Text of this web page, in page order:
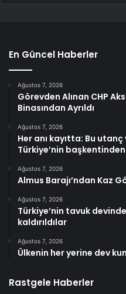
En Güncel Haberler
Ağustos 7, 2026
Görevden Alınan CHP
Binasından Ayrıldı
Ağustos 7, 2026
Her anı kayıtta: Bu
Türkiye’nin başkentinden
Ağustos 7, 2026
Almus Barajı’ndan Kaz
Ağustos 7, 2026
Türkiye’nin tavuk
kaldırıldılar
Ağustos 7, 2026
Ülkenin her yerine dev
Rastgele Haberler